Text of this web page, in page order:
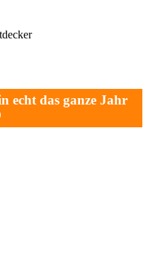
echt das ganze Jahr